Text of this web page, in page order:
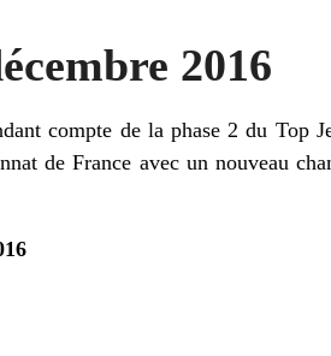
2016
compte de la phase 2 du Top
de France avec un nouveau